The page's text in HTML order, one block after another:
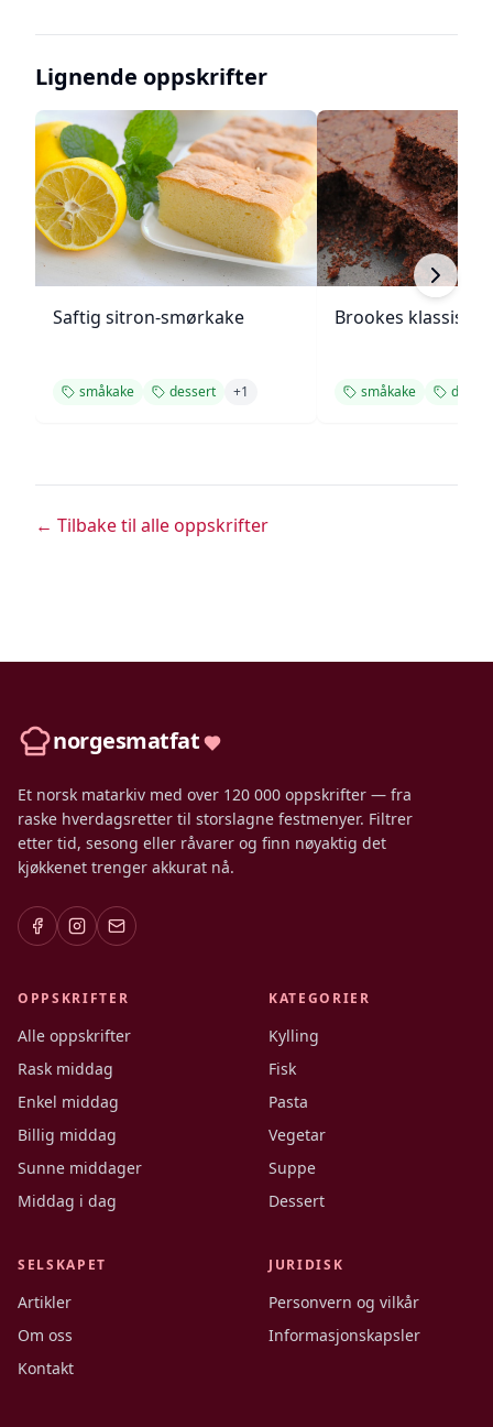
Lignende oppskrifter
Saftig sitron-smørkake
småkake dessert +1
Brookes klassiske
småkake
← Tilbake til alle oppskrifter
norgesmatfat
Et norsk matarkiv med over 120 000 oppskrifter — fra
raske hverdagsretter til storslagne festmenyer. Filtrer
etter tid, sesong eller råvarer og finn nøyaktig det
kjøkkenet trenger akkurat nå.
OPPSKRIFTER
Alle oppskrifter
Rask middag
Enkel middag
Billig middag
Sunne middager
Middag i dag
KATEGORIER
Kylling
Fisk
Pasta
Vegetar
Suppe
Dessert
SELSKAPET
Artikler
Om oss
Kontakt
JURIDISK
Personvern og vilkår
Informasjonskapsler